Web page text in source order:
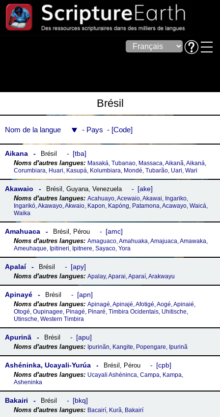
Brésil
Nom de la langue Pays Code
Aikana Brésil tba
Masaká, Tubanao, Massaca, Aikanã, Aikaná,
Corumbiara, Huari, Kasupá, Kolumbiara, Mondé, Tubarão, Uari, Wari
Akawaio Brésil , Guyana, Venezuela ake
Acahuayo, Acewaio, Akawai, Ingariko,
Ingarikó, Akawayo, Akwaio, Kapon, Kapóng, Patamona, Acawayo, Waicá,
Waika
Amahuaca Brésil , Pérou amc
Amaguaco, Amahuaka, Amajuaca, Amawaka,
Ameuhaque, Ipitineri, Ipitnere, Sayaco, Yora
Apalaí Brésil apy
Apalay, Aparai, Aparaí, Arakwayu
Apinayé Brésil apn
Apinagé, Apinajé, Afotigé, Aogé, Apinaié,
Otogé, Oupinagee, Pinagé, Pinaré, Timbira Ocidentais, Uhitische,
Utinsche, Western Timbira
Apurinã Brésil apu
Ipurinãn, Kangite, Popengare, Ipurinã
Ashéninka, Ucayali-Yurúa Brésil , Pérou cpb
Ucayali Ashéninca, Campa, Kampa,
Asheninka
Bakairi Brésil bkq
Bacairí, Kurâ, Bakairí